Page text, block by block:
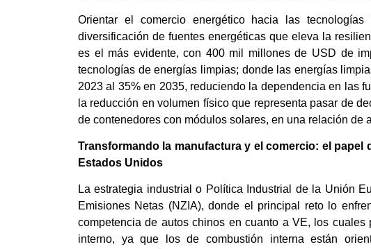
Orientar el comercio energético hacia las
diversificación de fuentes energéticas que eleva la
es el más evidente, con 400 mil millones de USD de
tecnologías de energías limpias; donde las energías
2023 al 35% en 2035, reduciendo la dependencia en las
la reducción en volumen físico que representa pasar de
de contenedores con módulos solares, en una relación de
Transformando la manufactura y el comercio: el
Estados Unidos
La estrategia industrial o Política Industrial de la Unión
Emisiones Netas (NZIA), donde el principal reto lo
competencia de autos chinos en cuanto a VE, los
interno, ya que los de combustión interna están